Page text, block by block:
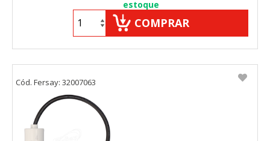
estoque
COMPRAR
Cód. Fersay: 32007063